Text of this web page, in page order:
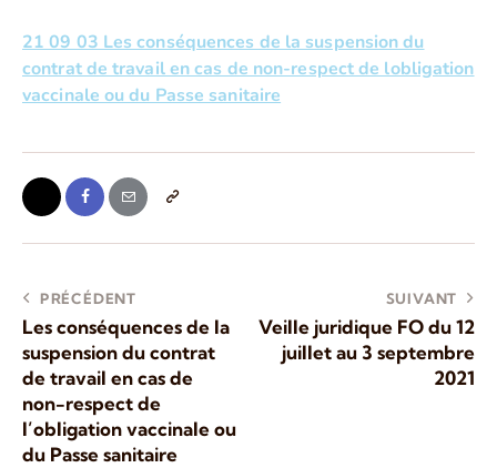
21 09 03 Les conséquences de la suspension du
contrat de travail en cas de non-respect de lobligation
vaccinale ou du Passe sanitaire
PRÉCÉDENT
Les conséquences de la
suspension du contrat
de travail en cas de
non-respect de
l’obligation vaccinale ou
du Passe sanitaire
SUIVANT
Veille juridique FO du 12
juillet au 3 septembre
2021